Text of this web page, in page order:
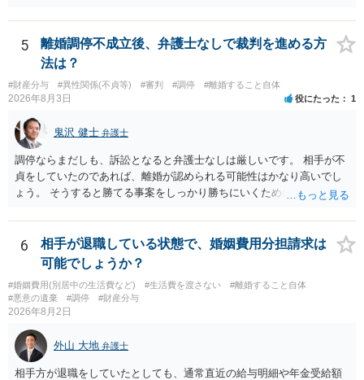
情によって対応が違いますので、法テラスへお尋ねいただいた方が確
実です。
5
離婚調停不成立後、弁護士なしで裁判を進める方
法は？
#財産分与 #異性関係(不貞等) #審判 #調停 #離婚すること自体
2026年8月3日 役にたった 1
鬼沢 健士 弁護士
調停ならまだしも、訴訟となると弁護士なしは厳しいです。 相手が不
貞をしていたのであれば、離婚が認められる可能性はかなり高いでし
ょう。 そうすると勝てる事案をしっかり勝ちにいくためにも弁護士委
6
相手が退職している状態で、婚姻費用分担請求は
可能でしょうか？
#婚姻費用(別居中の生活費など) #生活費を渡さない
#離婚すること自体
#悪意の遺棄
#調停 #財産分与
2026年8月2日
外山 大地 弁護士
相手方が退職をしていたとしても、通常直近の給与明細や年金受給額